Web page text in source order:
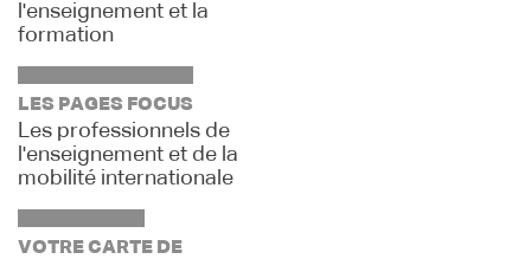
l'enseignement et la
formation
LES PAGES FOCUS
Les professionnels de
l'enseignement et de la
mobilité internationale
VOTRE CARTE DE